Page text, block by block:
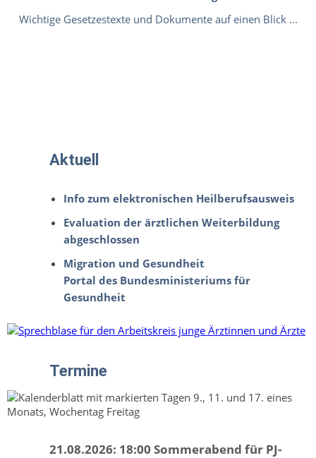
Wichtige Gesetzestexte und Dokumente auf einen Blick ...
Aktuell
Info zum elektronischen Heilberufsausweis
Evaluation der ärztlichen Weiterbildung
abgeschlossen
Migration und Gesundheit
Portal des Bundesministeriums für
Gesundheit
Termine
21.08.2026: 18:00 Sommerabend für PJ-